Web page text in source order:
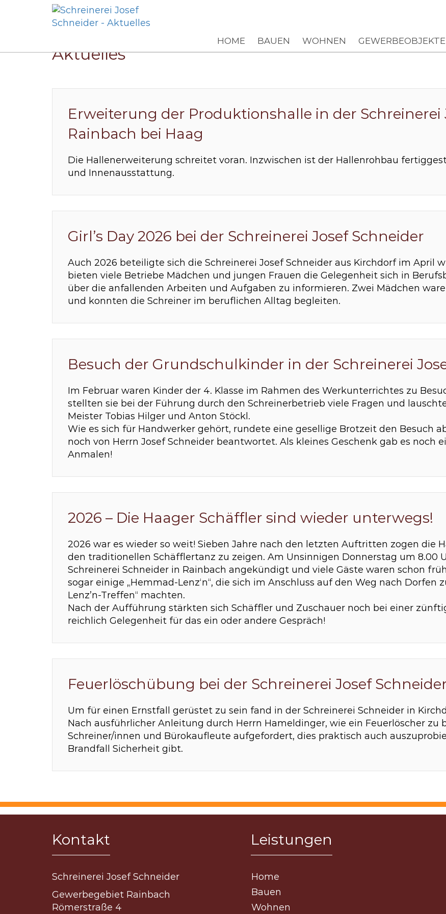
HOME BAUEN WOHNEN GEWERBEOBJEKTE
Aktuelles
Aktuelles
Erweiterung der Produktionshalle in der Schreinerei
Rainbach bei Haag
Die Hallenerweiterung schreitet voran. Inzwischen ist der Hallenrohbau
und Innenausstattung.
Girl’s Day 2026 bei der Schreinerei Josef Schneider
Auch 2026 beteiligte sich die Schreinerei Josef Schneider aus Kirchdorf im April
bieten viele Betriebe Mädchen und jungen Frauen die Gelegenheit sich in
über die anfallenden Arbeiten und Aufgaben zu informieren. Zwei Mädchen
und konnten die Schreiner im beruflichen Alltag begleiten.
Besuch der Grundschulkinder in der Schreinerei
Im Februar waren Kinder der 4. Klasse im Rahmen des Werkunterrichtes zu
stellten sie bei der Führung durch den Schreinerbetrieb viele Fragen und
Meister Tobias Hilger und Anton Stöckl.
Wie es sich für Handwerker gehört, rundete eine gesellige Brotzeit den Besuch
noch von Herrn Josef Schneider beantwortet. Als kleines Geschenk gab es noch
Anmalen!
2026 – Die Haager Schäffler sind wieder unterwegs!
2026 war es wieder so weit! Sieben Jahre nach den letzten Auftritten zogen die
den traditionellen Schäfflertanz zu zeigen. Am Unsinnigen Donnerstag um 8.00
Schreinerei Schneider in Rainbach angekündigt und viele Gäste waren schon
sogar einige „Hemmad-Lenz‘n“, die sich im Anschluss auf den Weg nach
Lenz’n-Treffen“ machten.
Nach der Aufführung stärkten sich Schäffler und Zuschauer noch bei einer
reichlich Gelegenheit für das ein oder andere Gespräch!
Feuerlöschübung bei der Schreinerei Josef
Um für einen Ernstfall gerüstet zu sein fand in der Schreinerei Schneider in
Nach ausführlicher Anleitung durch Herrn Hameldinger, wie ein Feuerlöscher zu
Schreiner/innen und Bürokaufleute aufgefordert, dies praktisch auch
Brandfall Sicherheit gibt.
Kontakt
Schreinerei Josef Schneider
Gewerbegebiet Rainbach
Römerstraße 4
Leistungen
Home
Bauen
Wohnen